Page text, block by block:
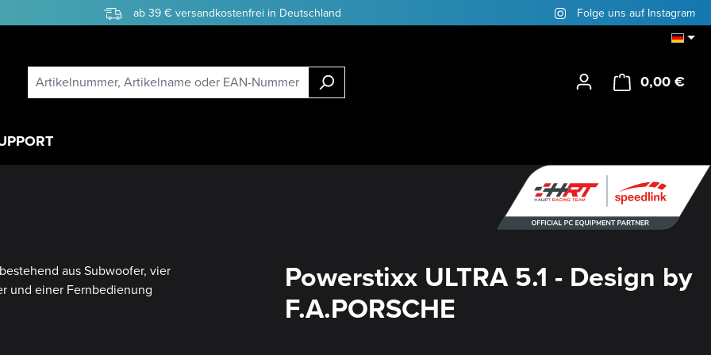
ab 39 € versandkostenfrei in Deutschland Folge uns auf Instagram
0,00 €
Powerstixx ULTRA 5.1 - Design by
F.A.PORSCHE